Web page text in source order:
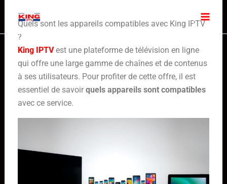
content
Quels sont les appareils compatibles avec King IPTV
?
King IPTVest une plateforme de télévision en ligne
qui offre une large gamme de chaînes et de contenus
à ses utilisateurs. Pour profiter de cette offre, il est
essentiel de savoir quels appareils sont compatibles
avec ce service.